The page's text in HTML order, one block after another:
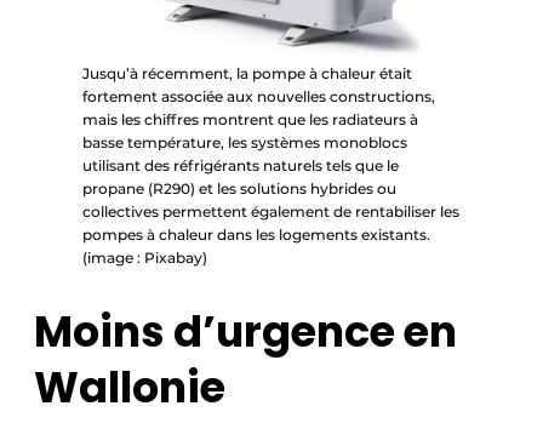
Jusqu’à récemment, la pompe à chaleur était
fortement associée aux nouvelles constructions,
mais les chiffres montrent que les radiateurs à
basse température, les systèmes monoblocs
utilisant des réfrigérants naturels tels que le
propane (R290) et les solutions hybrides ou
collectives permettent également de rentabiliser les
pompes à chaleur dans les logements existants.
(image : Pixabay)
Moins d’urgence en
Wallonie